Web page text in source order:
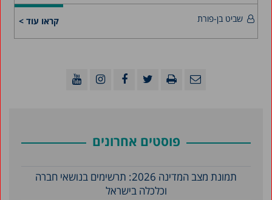
קראו עוד > שביט בן-פורת
פוסטים אחרונים
תמונת מצב המדינה 2026: תרשימים בנושאי חברה
וכלכלה בישראל